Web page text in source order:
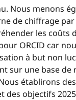
Nous menons
de chiffrage
les coûts
ORCID car
à but non
sur une base de
établirons
des objectifs